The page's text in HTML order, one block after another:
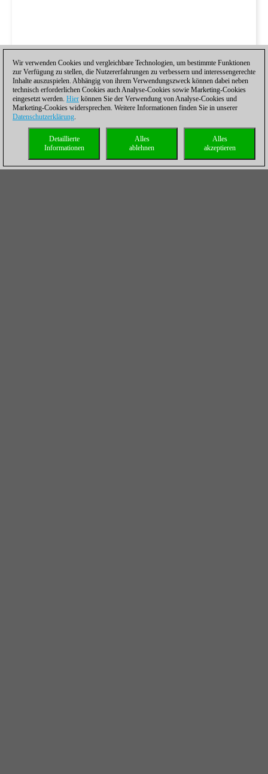
Wir verwenden Cookies und vergleichbare Technologien, um bestimmte Funktionen
zur Verfügung zu stellen, die Nutzererfahrungen zu verbessern und interessengerechte
Inhalte auszuspielen. Abhängig von ihrem Verwendungszweck können dabei neben
technisch erforderlichen Cookies auch Analyse-Cookies sowie Marketing-Cookies
eingesetzt werden. Hier können Sie der Verwendung von Analyse-Cookies und
Marketing-Cookies widersprechen. Weitere Informationen finden Sie in unserer
Datenschutzerklärung.
Alles
akzeptieren
Alles
ablehnen
Detaillierte
Informationen